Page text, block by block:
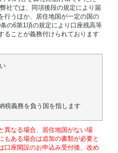
社では、同項後段の規定により届
行うほか、居住地国が一定の国の
の6第1項の規定により口座残高等
ることが義務付けられております
税義務を負う国を指します
異なる場合、居住地国がない場
もある場合は追加の書類が必要と
口座開設のお申込み受付後、改め